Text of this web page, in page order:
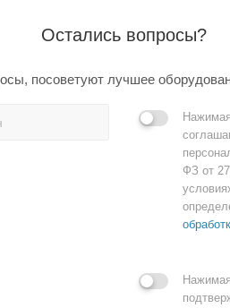
Остались вопросы?
посоветуют лучшее
ФЗ от